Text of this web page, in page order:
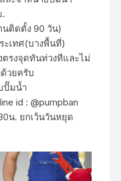
นติดตั้ง 90 วัน)
เทศ(บางพื้นที่)
รงจุดทันท่วงทีและไม่
วยครับ
ปั๊มน้ำ
id : @pumpban
น. ยกเว้นวันหยุด